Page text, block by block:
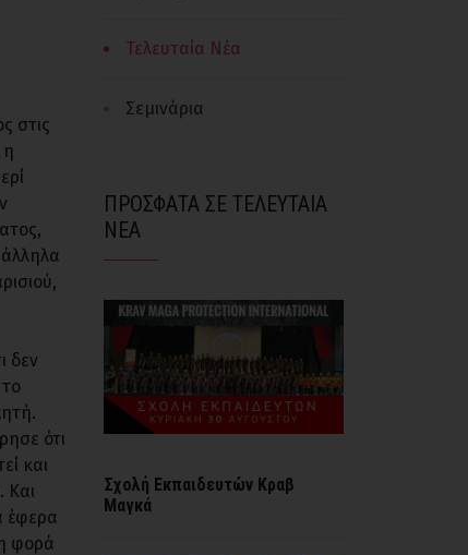
στις
η
δεν
ότι
και
Και
έφερα
φορά
Τελευταία Νέα
Σεμινάρια
ΠΡΟΣΦΑΤΑ ΣΕ ΤΕΛΕΥΤΑΙΑ
ΝΕΑ
Σχολή Εκπαιδευτών Κραβ
Μαγκά